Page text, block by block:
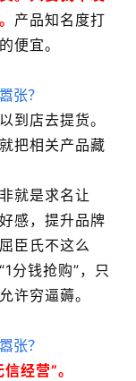
产品知名度打
便宜。
到店去提货。
把相关产品藏
就是求名让
感，提升品牌
臣氏不这么
分钱抢购”，只
许穷逼薅。
经营”。